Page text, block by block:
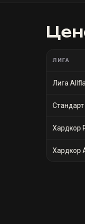
ЛИГА
Лига
Стандарт
Хардкор
Хардкор